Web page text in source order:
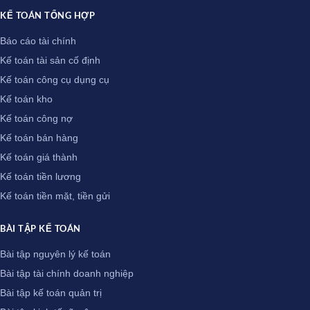
KẾ TOÁN TỔNG HỢP
Báo cáo tài chính
Kế toán tài sản cố định
Kế toán công cụ dụng cụ
Kế toán kho
Kế toán công nợ
Kế toán bán hàng
Kế toán giá thành
Kế toán tiền lương
Kế toán tiền mặt, tiền gửi
BÀI TẬP KẾ TOÁN
Bài tập nguyên lý kế toán
Bài tập tài chính doanh nghiệp
Bài tập kế toán quản trị